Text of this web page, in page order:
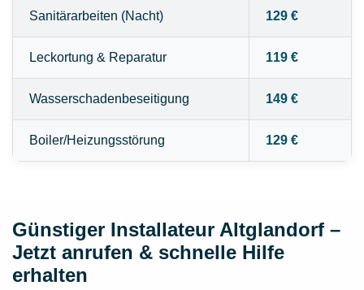
Sanitärarbeiten (Nacht) 129 €
Leckortung & Reparatur 119 €
Wasserschadenbeseitigung 149 €
Boiler/Heizungsstörung 129 €
Günstiger Installateur Altglandorf –
Jetzt anrufen & schnelle Hilfe
erhalten